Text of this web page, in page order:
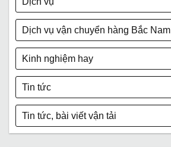
Dịch vụ vận chuyển hàng Bắc Nam
Kinh nghiệm hay
Tin tức
Tin tức, bài viết vận tải